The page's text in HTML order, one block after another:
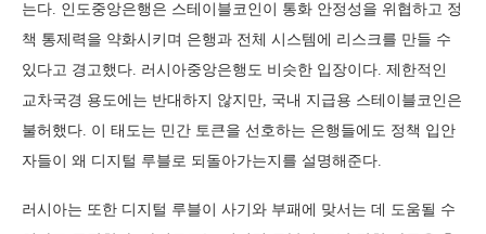
는다. 인도중앙은행은 스테이블코인이 통화 안정성을 위협하고 정
책 통제력을 약화시키며 은행과 전체 시스템에 리스크를 만들 수
있다고 경고했다. 러시아중앙은행도 비슷한 입장이다. 제한적인
교차국경 용도에는 반대하지 않지만, 국내 지급용 스테이블코인은
불허했다. 이 태도는 민간 토큰을 선호하는 은행들에도 정책 입안
자들이 왜 디지털 루블로 되돌아가는지를 설명해준다.
러시아는 또한 디지털 루블이 사기와 부패에 맞서는 데 도움될 수